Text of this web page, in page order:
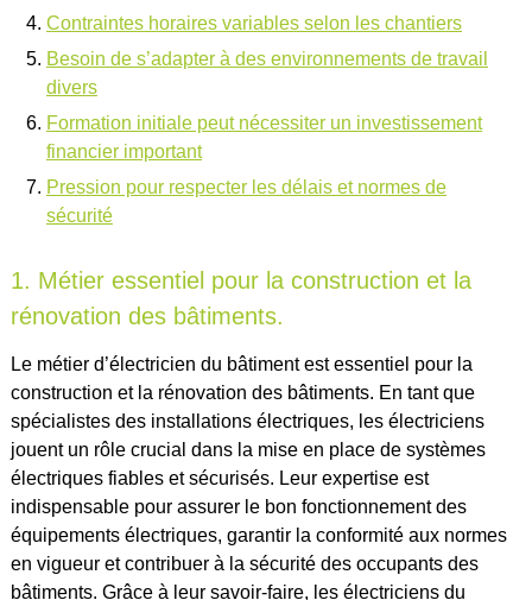
Contraintes horaires variables selon les chantiers
Besoin de s’adapter à des environnements de travail
divers
Formation initiale peut nécessiter un investissement
financier important
Pression pour respecter les délais et normes de
sécurité
1. Métier essentiel pour la construction et la
rénovation des bâtiments.
Le métier d’électricien du bâtiment est essentiel pour la
construction et la rénovation des bâtiments. En tant que
spécialistes des installations électriques, les électriciens
jouent un rôle crucial dans la mise en place de systèmes
électriques fiables et sécurisés. Leur expertise est
indispensable pour assurer le bon fonctionnement des
équipements électriques, garantir la conformité aux normes
en vigueur et contribuer à la sécurité des occupants des
bâtiments. Grâce à leur savoir-faire, les électriciens du